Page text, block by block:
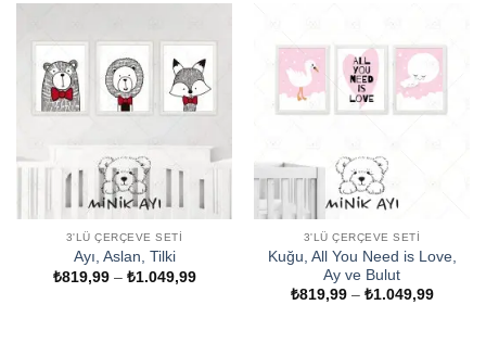
3'LÜ ÇERÇEVE SETI
Ayı, Aslan, Tilki
₺819,99 – ₺1.049,99Fiyat
3'LÜ ÇERÇEVE SETI
Kuğu, All You Need is Love,
Ay ve Bulut
₺819,99 – ₺1.049,99Fiyat